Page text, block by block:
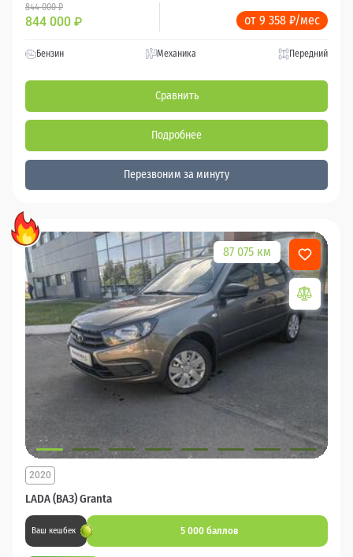
844 000 ₽
844 000 ₽ от 9 358 ₽/мес
Бензин Механика Передний
Сравнить
Подробнее
Перезвоним за минуту
87 075 км
LADA (ВАЗ) Granta
2020
Ваш кешбек 5 000 баллов